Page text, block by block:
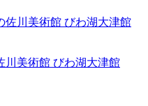
川美術館 びわ湖大津館